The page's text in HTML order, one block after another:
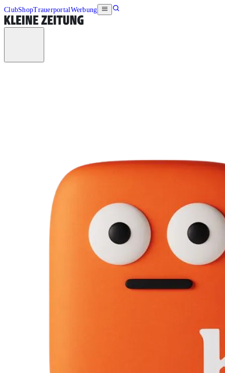
ClubShopTrauerportalWerbung